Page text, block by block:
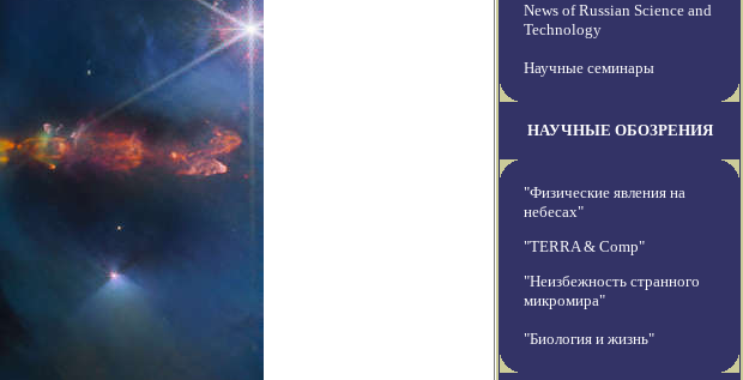
News of Russian Science and
Technology
Научные семинары
НАУЧНЫЕ ОБОЗРЕНИЯ
"Физические явления на
небесах"
"TERRA & Comp"
"Неизбежность странного
микромира"
"Биология и жизнь"